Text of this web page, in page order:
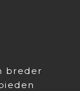
breder